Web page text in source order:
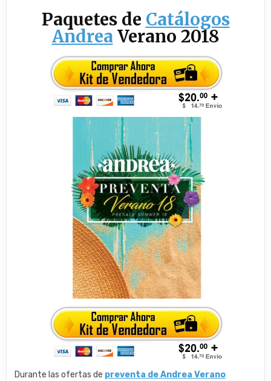
Paquetes de Catálogos
Andrea Verano 2018
Durante las ofertas de preventa de Andrea Verano